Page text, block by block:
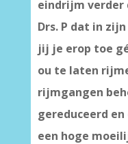
eindrijm verder
Drs. P dat in
jij je erop toe
ou te laten
rijmgangen
gereduceerd
een hoge